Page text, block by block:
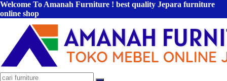
Welcome To Amanah Furniture ! best quality Jepara furniture
online shop